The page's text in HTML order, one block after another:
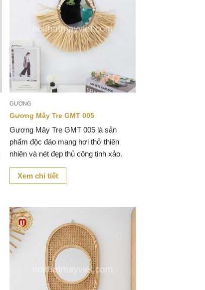
GƯƠNG
Gương Mây Tre GMT 005
Gương Mây Tre GMT 005 là sản
phẩm độc đáo mang hơi thở thiên
nhiên và nét đẹp thủ công tinh xảo.
Xem chi tiết